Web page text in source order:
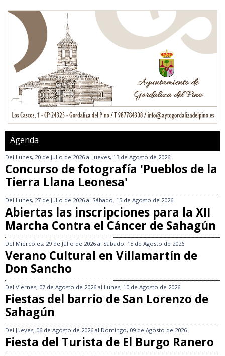
Agenda
Del Lunes, 20 de Julio de 2026 al Jueves, 13 de Agosto de 2026
Concurso de fotografía 'Pueblos de la
Tierra Llana Leonesa'
Del Lunes, 27 de Julio de 2026 al Sábado, 15 de Agosto de 2026
Abiertas las inscripciones para la XII
Marcha Contra el Cáncer de Sahagún
Del Miércoles, 29 de Julio de 2026 al Sábado, 15 de Agosto de 2026
Verano Cultural en Villamartín de
Don Sancho
Del Viernes, 07 de Agosto de 2026 al Lunes, 10 de Agosto de 2026
Fiestas del barrio de San Lorenzo de
Sahagún
Del Jueves, 06 de Agosto de 2026 al Domingo, 09 de Agosto de 2026
Fiesta del Turista de El Burgo Ranero